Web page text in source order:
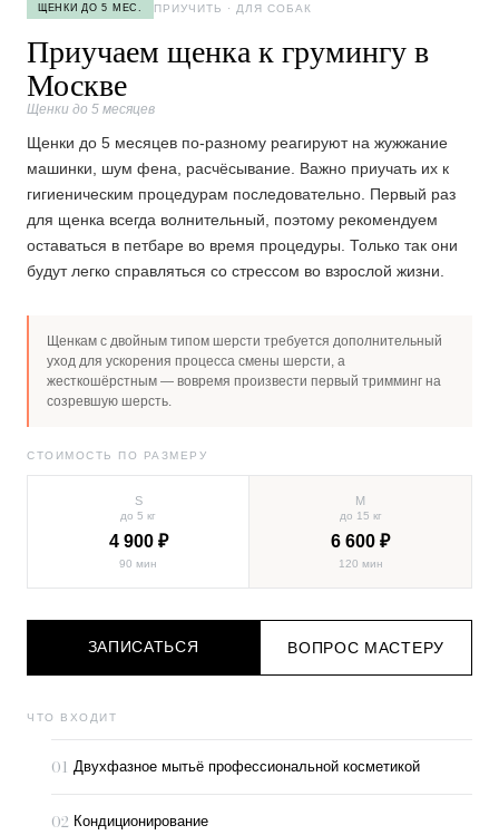
ЩЕНКИ ДО 5 МЕС. ПРИУЧИТЬ · ДЛЯ СОБАК
Приучаем щенка к грумингу в
Москве
Щенки до 5 месяцев
Щенки до 5 месяцев по-разному реагируют на жужжание
машинки, шум фена, расчёсывание. Важно приучать их к
гигиеническим процедурам последовательно. Первый раз
для щенка всегда волнительный, поэтому рекомендуем
оставаться в петбаре во время процедуры. Только так они
будут легко справляться со стрессом во взрослой жизни.
Щенкам с двойным типом шерсти требуется дополнительный
уход для ускорения процесса смены шерсти, а
жесткошёрстным — вовремя произвести первый тримминг на
созревшую шерсть.
СТОИМОСТЬ ПО РАЗМЕРУ
S
до 5 кг
4 900 ₽
90 мин
M
до 15 кг
6 600 ₽
120 мин
ЗАПИСАТЬСЯ ВОПРОС МАСТЕРУ
ЧТО ВХОДИТ
01 Двухфазное мытьё профессиональной косметикой
02 Кондиционирование